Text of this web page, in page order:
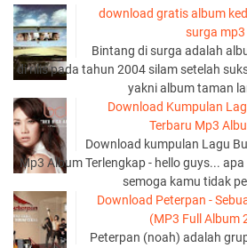
download gratis album
surga
Bintang di surga adalah
di rilis pada tahun 2004 silam setelah
yakni album taman
Download Kumpulan
Terbaru Mp3
Download kumpulan Lagu
Mp3 Album Terlengkap - hello guys...
semoga kamu tidak
Download Peterpan -
(MP3 Full Album
Peterpan (noah) adalah